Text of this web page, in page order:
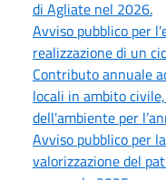
di Agliate nel 2026.
Avviso pubblico per
realizzazione di un
Contributo annuale
locali in ambito
dell'ambiente per
Avviso pubblico per
valorizzazione del